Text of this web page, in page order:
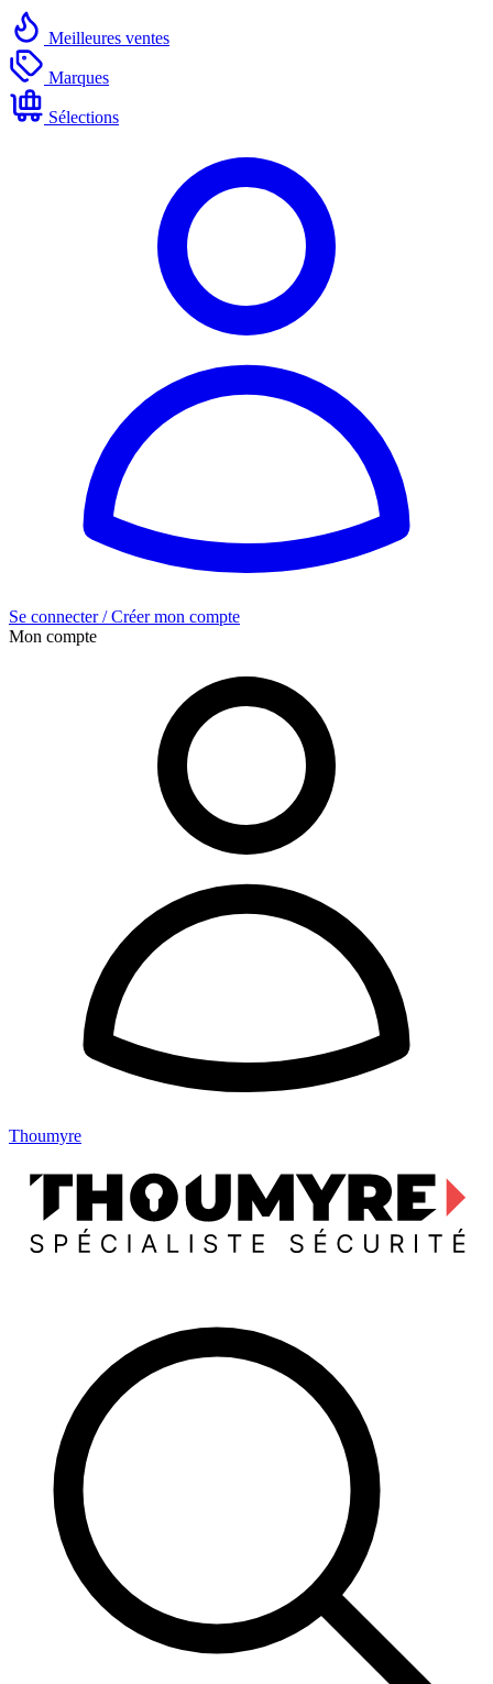
Meilleures ventes
Marques
Sélections
Se connecter / Créer mon compte
Mon compte
Thoumyre